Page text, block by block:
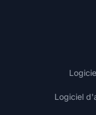
Logiciel